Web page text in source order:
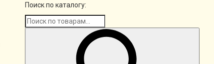
Поиск по каталогу: